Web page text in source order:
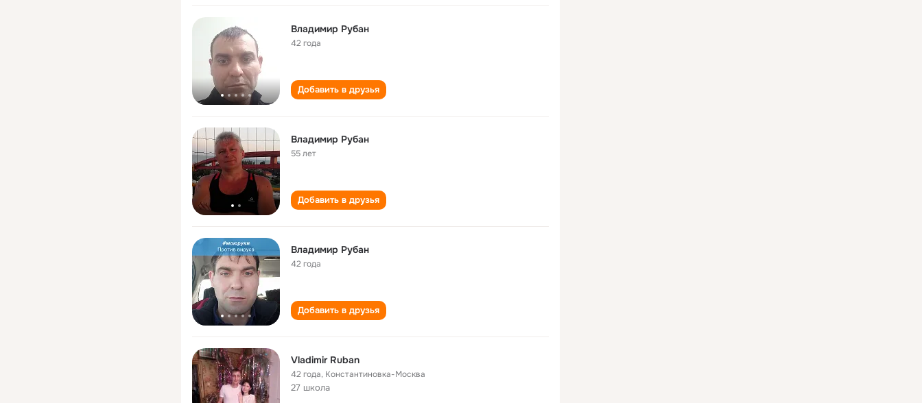
Владимир Рубан
42 года
Добавить в друзья
Владимир Рубан
55 лет
Добавить в друзья
Владимир Рубан
42 года
Добавить в друзья
Vladimir Ruban
42 года, Константиновка-Москва
27 школа